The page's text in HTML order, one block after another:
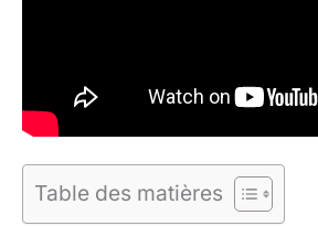
Table des matières